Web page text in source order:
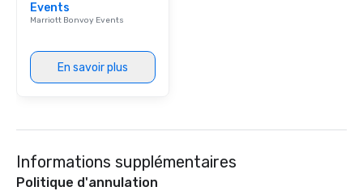
Events
Marriott Bonvoy Events
En savoir plus
Informations supplémentaires
Politique d'annulation